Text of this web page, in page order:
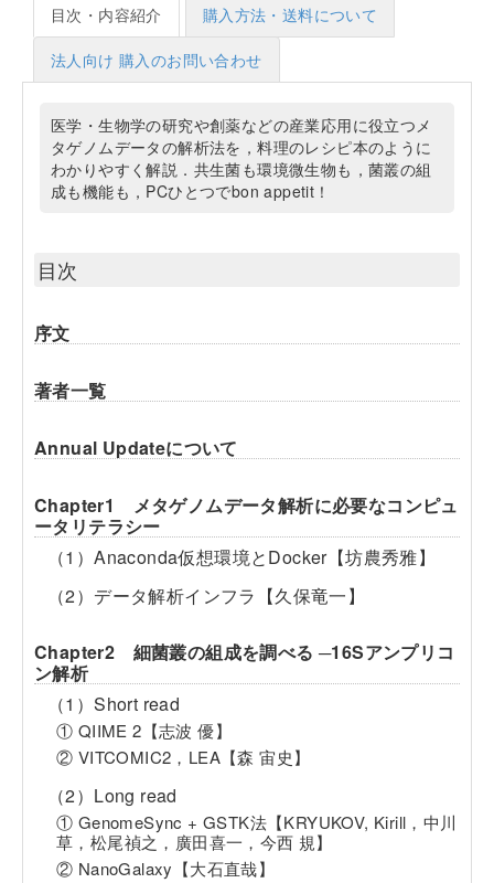
目次・内容紹介 購入方法・送料について
法人向け 購入のお問い合わせ
医学・生物学の研究や創薬などの産業応用に役立つメ
タゲノムデータの解析法を，料理のレシピ本のように
わかりやすく解説．共生菌も環境微生物も，菌叢の組
成も機能も，PCひとつでbon appetit！
目次
序文
著者一覧
Annual Updateについて
Chapter1 メタゲノムデータ解析に必要なコンピュ
ータリテラシー
（1）Anaconda仮想環境とDocker【坊農秀雅】
（2）データ解析インフラ【久保竜一】
Chapter2 細菌叢の組成を調べる ─16Sアンプリコ
ン解析
（1）Short read
① QIIME 2【志波 優】
② VITCOMIC2，LEA【森 宙史】
（2）Long read
① GenomeSync + GSTK法【KRYUKOV, Kirill，中川
草，松尾禎之，廣田喜一，今西 規】
② NanoGalaxy【大石直哉】